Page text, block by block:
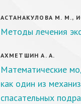
АСТАНАКУЛОВА М. М.,
Методы лечения
АХМЕТШИН А. А.
Математические
как один из
спасательных